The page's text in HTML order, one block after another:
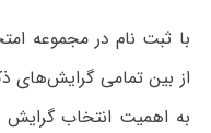
با ثبت نام در مجموعه
از بین تمامی گرایش‌های
به اهمیت انتخاب